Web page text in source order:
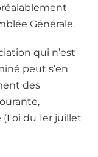
Générale.
qui n’est
peut s’en
des
du 1er juillet